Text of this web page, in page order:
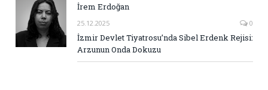
İrem Erdoğan
25.12.2025 0
İzmir Devlet Tiyatrosu’nda Sibel Erdenk Rejisi:
Arzunun Onda Dokuzu